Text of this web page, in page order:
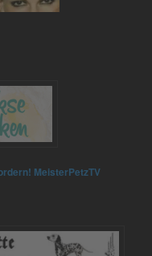
MeisterPetzTV